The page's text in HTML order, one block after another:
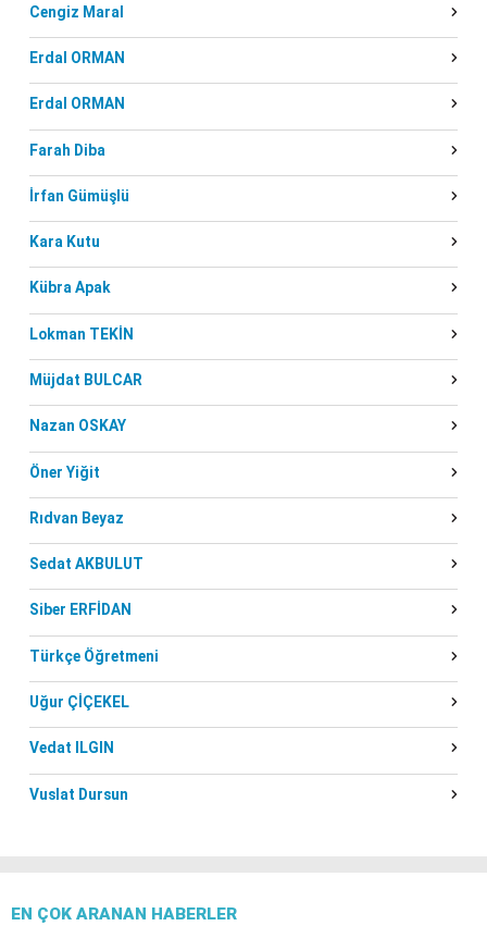
Cengiz Maral
Erdal ORMAN
Erdal ORMAN
Farah Diba
İrfan Gümüşlü
Kara Kutu
Kübra Apak
Lokman TEKİN
Müjdat BULCAR
Nazan OSKAY
Öner Yiğit
Rıdvan Beyaz
Sedat AKBULUT
Siber ERFİDAN
Türkçe Öğretmeni
Uğur ÇİÇEKEL
Vedat ILGIN
Vuslat Dursun
EN ÇOK ARANAN HABERLER